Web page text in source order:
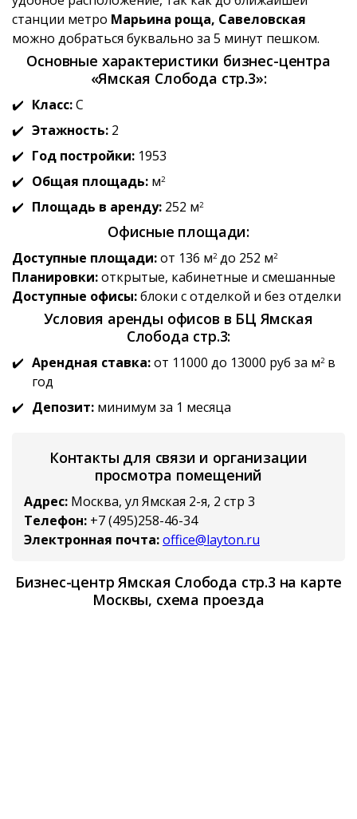
станции метро Марьина роща, Савеловская
можно добраться буквально за 5 минут пешком.
Основные характеристики бизнес-центра
«Ямская Слобода стр.3»:
Класс:C
Этажность: 2
Год постройки: 1953
Общая площадь: м2
Площадь в аренду: 252 м2
Офисные площади:
Доступные площади:от 136 м2до 252 м2
Планировки:открытые, кабинетные и смешанные
Доступные офисы:блоки с отделкой и без отделки
Условия аренды офисов в БЦ Ямская
Слобода стр.3:
Арендная ставка:от 11000 до 13000 руб за м2в
год
Депозит: минимум за 1 месяца
Контакты для связи и организации
просмотра помещений
Адрес: Москва, ул Ямская 2-я, 2 стр 3
Телефон: +7 (495)258-46-34
Электронная почта:office@layton.ru
Бизнес-центр Ямская Слобода стр.3 на карте
Москвы, схема проезда